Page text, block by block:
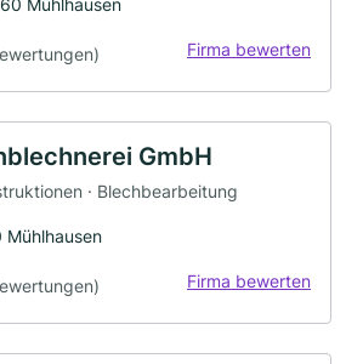
Firma bewerten
GmbH
· Blechbearbeitung
Firma bewerten